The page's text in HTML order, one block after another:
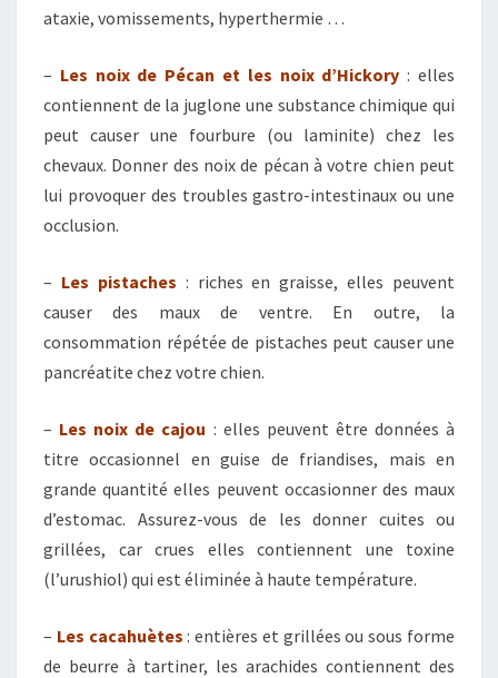
ataxie, vomissements, hyperthermie …
– Les noix de Pécan et les noix d’Hickory : elles
contiennent de la juglone une substance chimique qui
peut causer une fourbure (ou laminite) chez les
chevaux. Donner des noix de pécan à votre chien peut
lui provoquer des troubles gastro-intestinaux ou une
occlusion.
– Les pistaches : riches en graisse, elles peuvent
causer des maux de ventre. En outre, la
consommation répétée de pistaches peut causer une
pancréatite chez votre chien.
– Les noix de cajou : elles peuvent être données à
titre occasionnel en guise de friandises, mais en
grande quantité elles peuvent occasionner des maux
d’estomac. Assurez-vous de les donner cuites ou
grillées, car crues elles contiennent une toxine
(l’urushiol) qui est éliminée à haute température.
– Les cacahuètes : entières et grillées ou sous forme
de beurre à tartiner, les arachides contiennent des